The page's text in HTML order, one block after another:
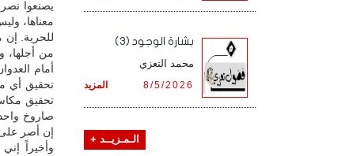
يصنعوا
معناها،
للحرية.
من أجلها،
تحقيق أي
تحقيق
صاروخ
إن أصر على
وأخيراً
بشارة الوجود (3)
محمد التعزي
المزيد 8/5/2026
الـمـزيــد +